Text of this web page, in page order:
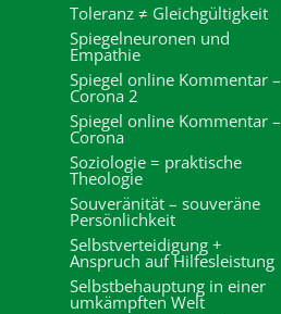
Toleranz ≠ Gleichgültigkeit
Spiegelneuronen und
Empathie
Spiegel online Kommentar –
Corona 2
Spiegel online Kommentar –
Corona
Soziologie = praktische
Theologie
Souveränität – souveräne
Persönlichkeit
Selbstverteidigung +
Anspruch auf Hilfesleistung
Selbstbehauptung in einer
umkämpften Welt